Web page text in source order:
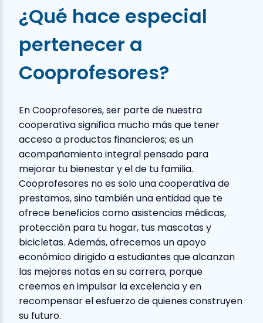
¿Qué hace especial
pertenecer a
Cooprofesores?
En Cooprofesores, ser parte de nuestra
cooperativa significa mucho más que tener
acceso a productos financieros; es un
acompañamiento integral pensado para
mejorar tu bienestar y el de tu familia.
Cooprofesores no es solo una cooperativa de
prestamos, sino también una entidad que te
ofrece beneficios como asistencias médicas,
protección para tu hogar, tus mascotas y
bicicletas. Además, ofrecemos un apoyo
económico dirigido a estudiantes que alcanzan
las mejores notas en su carrera, porque
creemos en impulsar la excelencia y en
recompensar el esfuerzo de quienes construyen
su futuro.